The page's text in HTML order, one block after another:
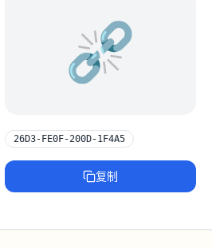
⛓️‍💥
26D3-FE0F-200D-1F4A5
复制